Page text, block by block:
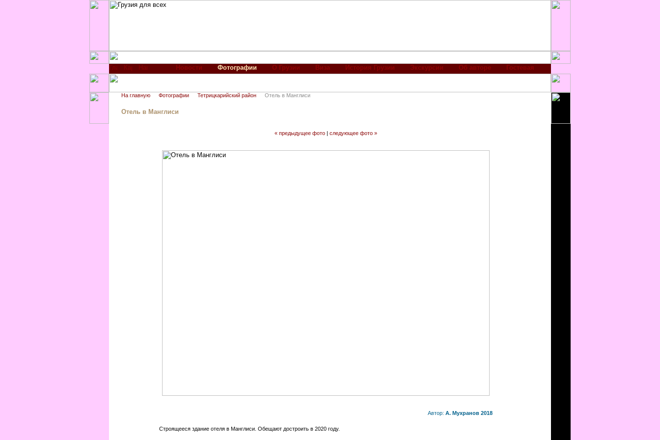
Новости Фотографии О Грузии Виза История Грузии Экскурсии Об авторе Гостевая
На главную Фотографии Тетрицкарийский район Отель в Манглиси
Отель в Манглиси
« предыдущее фото | следующее фото »
Автор: А. Мухранов 2018
Строящееся здание отеля в Манглиси. Обещают достроить в 2020 году.